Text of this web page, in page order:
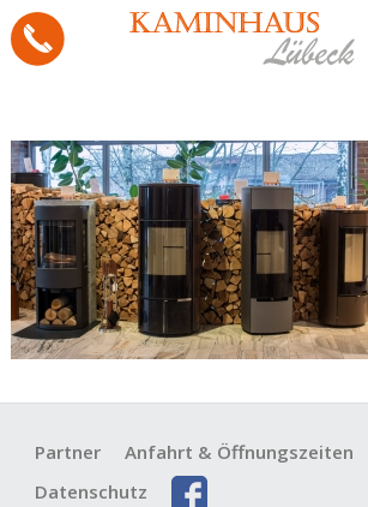
Partner Anfahrt & Öffnungszeiten
Datenschutz